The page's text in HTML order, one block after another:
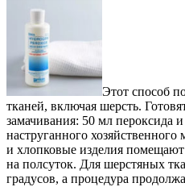
Этот способ
тканей, включая шерсть.
замачивания: 50 мл пероксида
наструганного
и хлопковые изделия
на полсуток. Для шерстяных
градусов, а процедура